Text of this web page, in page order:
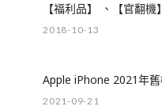
【福利品】 、【官翻
2018-10-13
Apple iPhone 2021年
2021-09-21